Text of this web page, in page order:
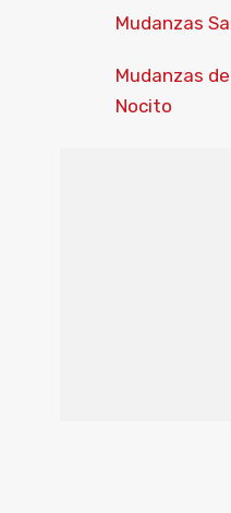
Mudanzas
Mudanzas
Nocito